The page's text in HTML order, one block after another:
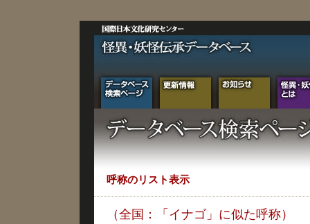
呼称のリスト表示
（全国：「イナゴ」に似た呼称）